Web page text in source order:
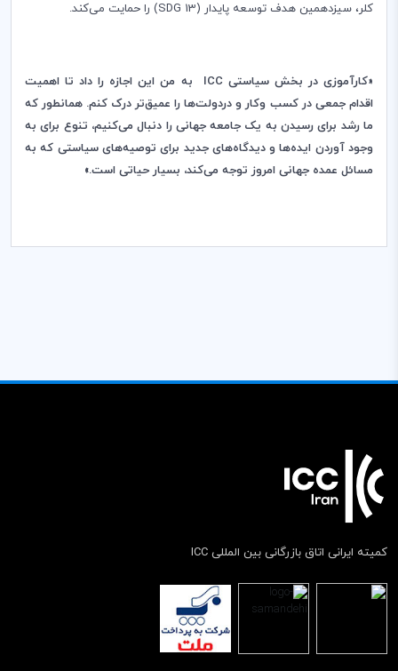
کلر، سیزدهمین هدف توسعه پایدار ((SDG 13 را حمایت می‌کند.
«کارآموزی در بخش سیاستی ICC
به من این اجازه را داد تا اهمیت
اقدام جمعی در کسب وکار و دردولت‌ها را عمیق‌تر درک کنم. همانطور که
ما رشد برای رسیدن به یک جامعه جهانی را دنبال می‌کنیم، تنوع برای به
وجود آوردن ایده‌ها و دیدگاه‌های جدید برای توصیه‌های سیاستی که به
مسائل عمده جهانی امروز توجه می‌کند، بسیار حیاتی است.»
کمیته ایرانی اتاق بازرگانی بین المللی ICC